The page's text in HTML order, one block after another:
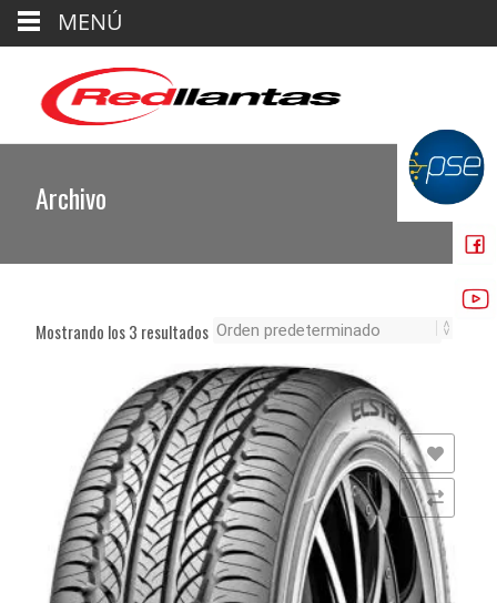
Archivo
Mostrando los 3 resultados
Comparar
Añadir a la lista de deseos
MENÚ